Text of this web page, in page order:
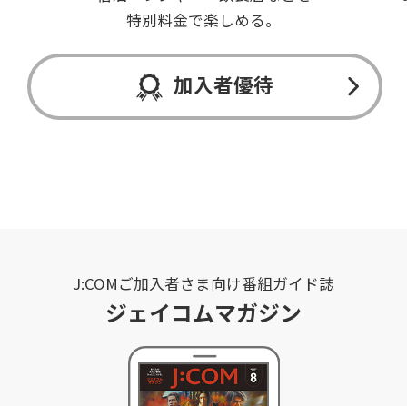
特別料金で楽しめる。
加入者優待
J:COMご加入者さま向け番組ガイド誌
ジェイコムマガジン